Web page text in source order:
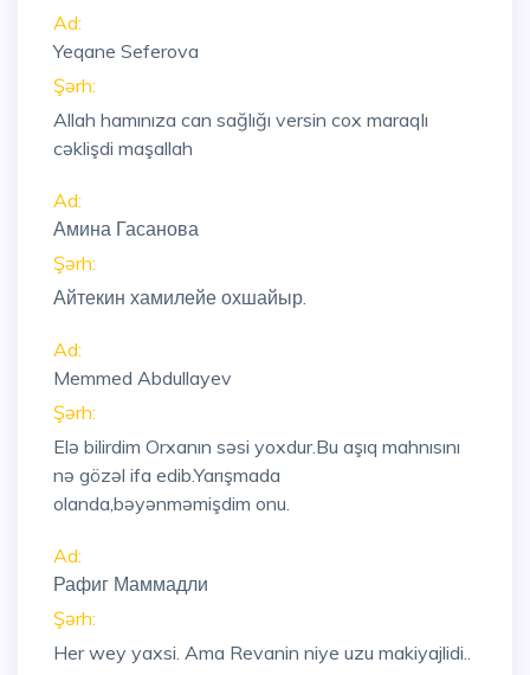
Ad:
Yeqane Seferova
Şərh:
Allah hamınıza can sağlığı versin cox maraqlı
cəklişdi maşallah
Ad:
Амина Гасанова
Şərh:
Айтекин хамилейе охшайыр.
Ad:
Memmed Abdullayev
Şərh:
Elə bilirdim Orxanın səsi yoxdur.Bu aşıq mahnısını
nə gözəl ifa edib.Yarışmada
olanda,bəyənməmişdim onu.
Ad:
Рафиг Маммадли
Şərh:
Her wey yaxsi. Ama Revanin niye uzu makiyajlidi..